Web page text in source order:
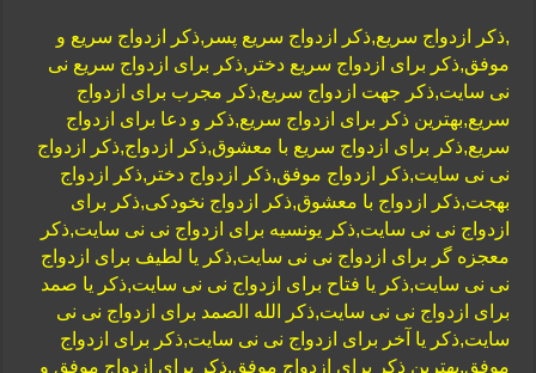
,ذکر ازدواج سریع,ذکر ازدواج سریع پسر,ذکر ازدواج سریع و
موفق,ذکر برای ازدواج سریع دختر,ذکر برای ازدواج سریع نی
نی سایت,ذکر جهت ازدواج سریع,ذکر مجرب برای ازدواج
سریع,بهترین ذکر برای ازدواج سریع,ذکر و دعا برای ازدواج
سریع,ذکر برای ازدواج سریع با معشوق,ذکر ازدواج,ذکر ازدواج
نی نی سایت,ذکر ازدواج موفق,ذکر ازدواج دختر,ذکر ازدواج
بهجت,ذکر ازدواج با معشوق,ذکر ازدواج نخودکی,ذکر برای
ازدواج نی نی سایت,ذکر یونسیه برای ازدواج نی نی سایت,ذکر
معجزه گر برای ازدواج نی نی سایت,ذکر یا لطیف برای ازدواج
نی نی سایت,ذکر یا فتاح برای ازدواج نی نی سایت,ذکر یا صمد
برای ازدواج نی نی سایت,ذکر الله الصمد برای ازدواج نی نی
سایت,ذکر یا آخر برای ازدواج نی نی سایت,ذکر برای ازدواج
موفق,بهترین ذکر برای ازدواج موفق,ذکر برای ازدواج موفق و